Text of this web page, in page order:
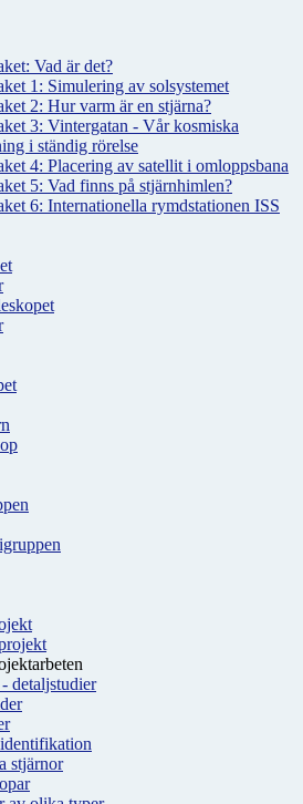
Vad är det?
1: Simulering av solsystemet
2: Hur varm är en stjärna?
3: Vintergatan - Vår kosmiska
i ständig rörelse
4: Placering av satellit i omloppsbana
5: Vad finns på stjärnhimlen?
6: Internationella rymdstationen ISS
detaljstudier
stjärnor